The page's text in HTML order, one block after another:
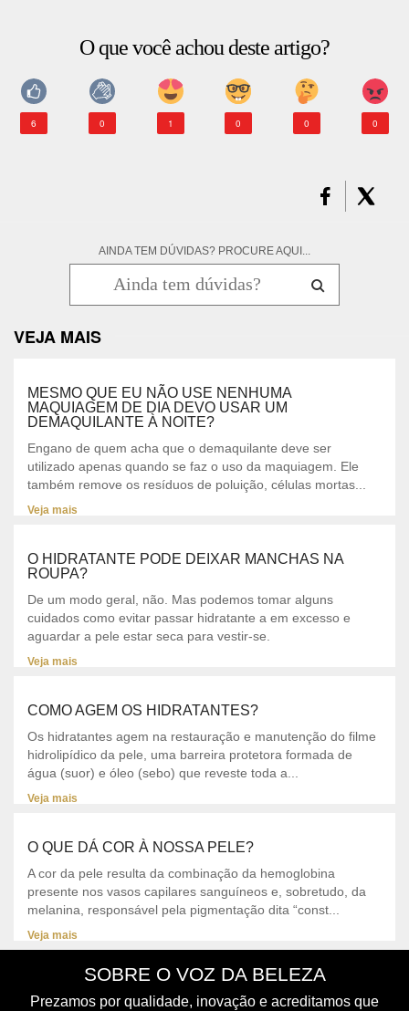
O que você achou deste artigo?
6 0 1 0 0 0
AINDA TEM DÚVIDAS? PROCURE AQUI...
VEJA MAIS
MESMO QUE EU NÃO USE NENHUMA
MAQUIAGEM DE DIA DEVO USAR UM
DEMAQUILANTE À NOITE?
Engano de quem acha que o demaquilante deve ser
utilizado apenas quando se faz o uso da maquiagem. Ele
também remove os resíduos de poluição, células mortas...
Veja mais
O HIDRATANTE PODE DEIXAR MANCHAS NA
ROUPA?
De um modo geral, não. Mas podemos tomar alguns
cuidados como evitar passar hidratante a em excesso e
aguardar a pele estar seca para vestir-se.
Veja mais
COMO AGEM OS HIDRATANTES?
Os hidratantes agem na restauração e manutenção do filme
hidrolipídico da pele, uma barreira protetora formada de
água (suor) e óleo (sebo) que reveste toda a...
Veja mais
O QUE DÁ COR À NOSSA PELE?
A cor da pele resulta da combinação da hemoglobina
presente nos vasos capilares sanguíneos e, sobretudo, da
melanina, responsável pela pigmentação dita “const...
Veja mais
SOBRE O VOZ DA BELEZA
Prezamos por qualidade, inovação e acreditamos que